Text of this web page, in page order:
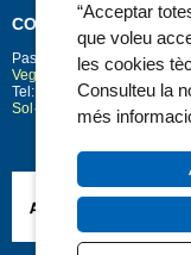
CONTACTE
Passeig Marítim 25-29
Vegeu la situació a Google
Tel: 93 248 30 00 · Fax: 93
Sol·licitud d'informació
“Acceptar
que voleu
les cookies
Consulteu la
més